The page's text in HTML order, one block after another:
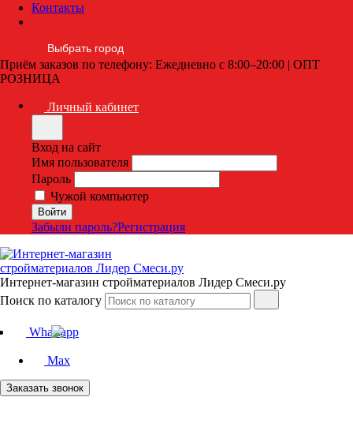
Контакты
Выбрать город
Приём заказов по телефону: Ежедневно с 8:00–20:00 | ОПТ
РОЗНИЦА
Личный кабинет
Вход на сайт
Имя пользователя
Пароль
Чужой компьютер
Забыли пароль?Регистрация
Интернет-магазин стройматериалов Лидер Смеси.ру
Поиск по каталогу
Whatsapp
Max
Заказать звонок